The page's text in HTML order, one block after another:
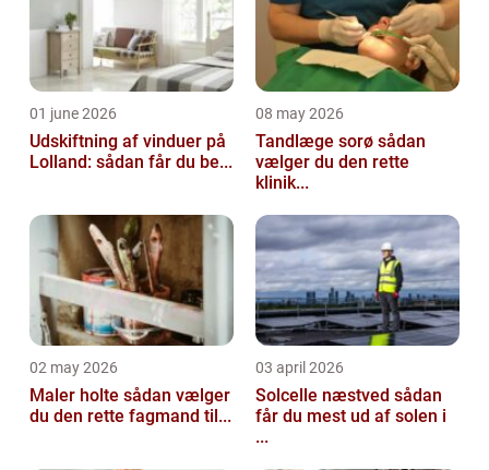
01 june 2026
Udskiftning af vinduer på
Lolland: sådan får du be...
08 may 2026
Tandlæge sorø sådan
vælger du den rette
klinik...
02 may 2026
Maler holte sådan vælger
du den rette fagmand til...
03 april 2026
Solcelle næstved sådan
får du mest ud af solen i
...